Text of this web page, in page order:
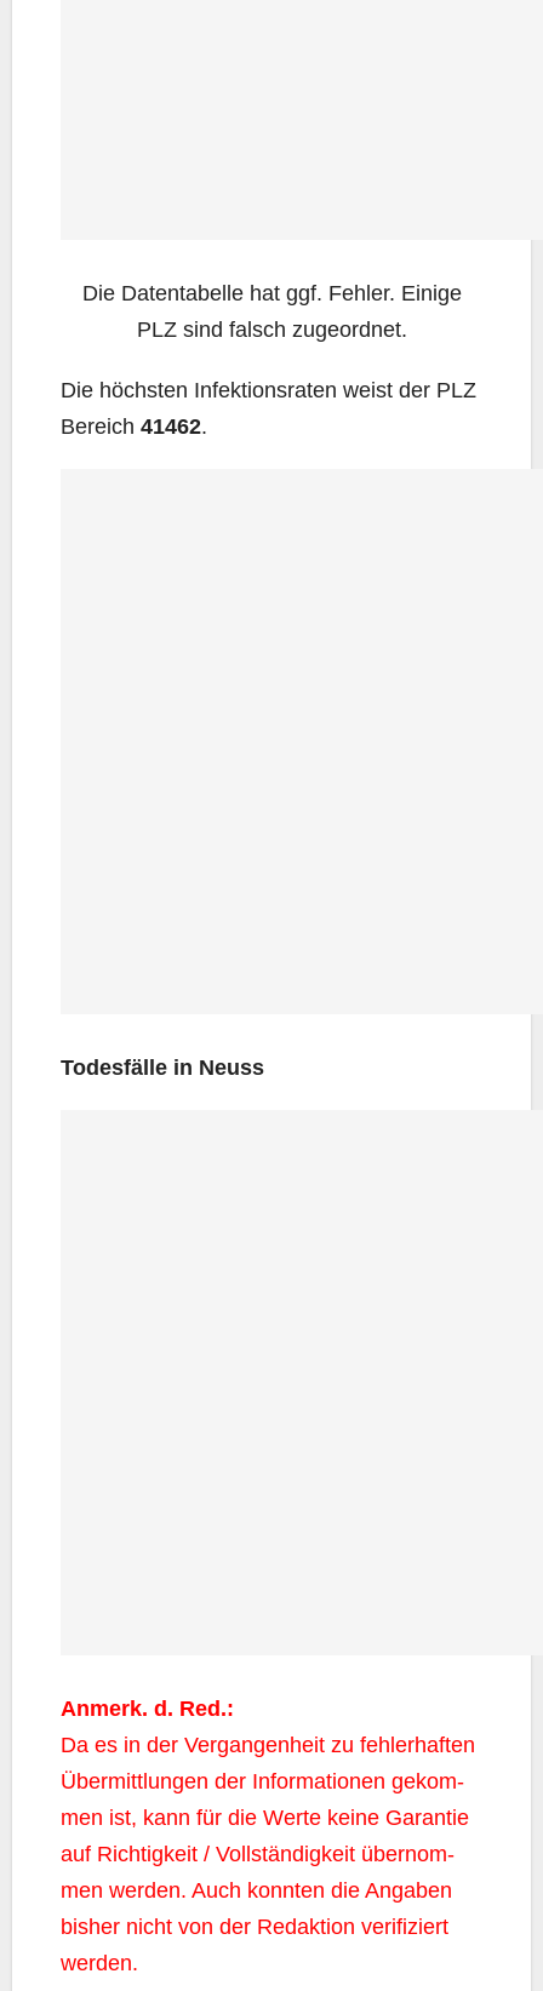
Die Daten­ta­bel­le hat ggf. Feh­ler. Eini­ge
PLZ sind falsch zugeordnet.
Die höchs­ten Infek­ti­ons­ra­ten weist der PLZ
Bereich 41462.
Todes­fäl­le in Neuss
Anmerk. d. Red.:
Da es in der Ver­gan­gen­heit zu feh­ler­haf­ten
Über­mitt­lun­gen der Infor­ma­tio­nen gekom­
men ist, kann für die Wer­te kei­ne Garan­tie
auf Rich­tig­keit / Voll­stän­dig­keit über­nom­
men wer­den. Auch konn­ten die Anga­ben
bis­her nicht von der Redak­ti­on veri­fi­ziert
werden.